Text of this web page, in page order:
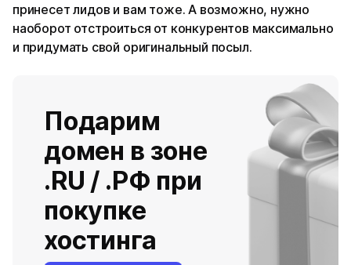
принесет лидов и вам тоже. А возможно, нужно
наоборот отстроиться от конкурентов максимально
и придумать свой оригинальный посыл.
Подарим
домен в зоне
.RU / .РФ при
покупке
хостинга